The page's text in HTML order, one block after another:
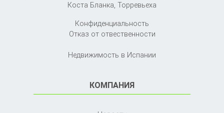
Коста Бланка, Торревьеха
Конфиденциальность
Отказ от отвественности
Недвижимость в Испании
КОМПАНИЯ